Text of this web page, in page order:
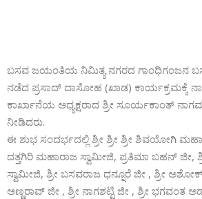
ಬಸವ ಜಯಂತಿಯ ನಿಮಿತ್ಯ ನಗರದ ಗಾಂಧಿಗಂಜನ
ನಡೆದ ಪ್ರಸಾದ್ ದಾಸೋಹ (ಖಾಡ) ಕಾರ್ಯಕ್ರಮಕ್ಕೆ
ಕಾರ್ಖಾನೆಯ ಅಧ್ಯಕ್ಷರಾದ ಶ್ರೀ ಸೂರ್ಯಕಾಂತ್
ನೀಡಿದರು.
ಈ ಶುಭ ಸಂದರ್ಭದಲ್ಲಿ ಶ್ರೀ ಶ್ರೀ ಶ್ರೀ ಶಿವಯೋಗಿ
ದತ್ತಗಿರಿ ಮಹಾರಾಜ ಸ್ವಾಮೀಜಿ, ಪ್ರತಿಮಾ ಬಹನ್ ಜೀ, ಶ್ರೀ
ಸ್ವಾಮೀಜಿ, ಶ್ರೀ ಬಸವರಾಜ ಧನ್ನೂರೆ ಜೀ , ಶ್ರೀ
ಅಣ್ಣರಾವ್ ಜೀ , ಶ್ರೀ ನಾಗಶಟ್ಟಿ ಜೀ , ಶ್ರೀ ಭಗವಂತ